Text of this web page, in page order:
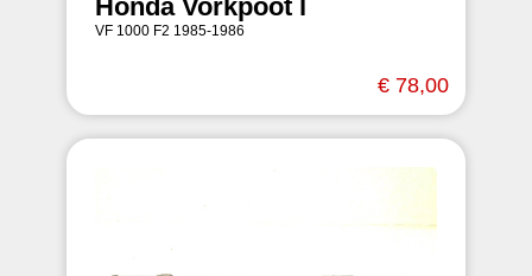
Honda Vorkpoot l
VF 1000 F2 1985-1986
€ 78,00